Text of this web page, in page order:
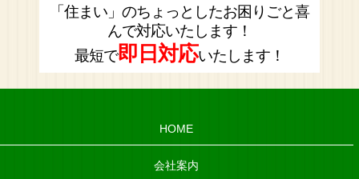
「住まい」のちょっとしたお困りごと喜
んで対応いたします！
最短で即日対応いたします！
HOME
会社案内